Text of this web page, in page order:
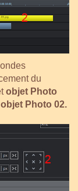
du
o bjet Photo
objet Photo 02.